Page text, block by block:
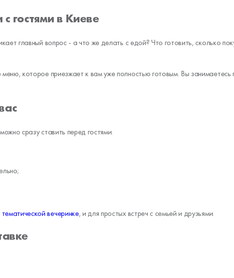
гостями в Киеве
главный вопрос - а что же делать с едой? Что готовить, сколько
которое приезжает к вам уже полностью готовым. Вы занимаетесь
сразу ставить перед гостями.
тематической вечеринке, и для простых встреч с семьей и друзьями.